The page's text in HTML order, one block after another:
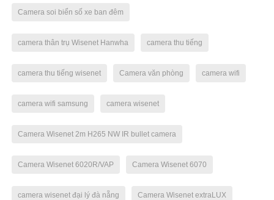
Camera soi biển số xe ban đêm
camera thân trụ Wisenet Hanwha camera thu tiếng
camera thu tiếng wisenet Camera văn phòng camera wifi
camera wifi samsung camera wisenet
Camera Wisenet 2m H265 NW IR bullet camera
Camera Wisenet 6020R/VAP Camera Wisenet 6070
camera wisenet đại lý đà nẵng Camera Wisenet extraLUX